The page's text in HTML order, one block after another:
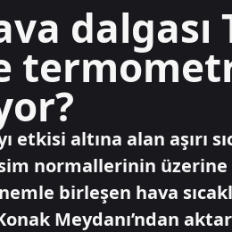
etkisi altına alan aşırı
normallerinin üzerine
birleşen hava
Meydanı’ndan